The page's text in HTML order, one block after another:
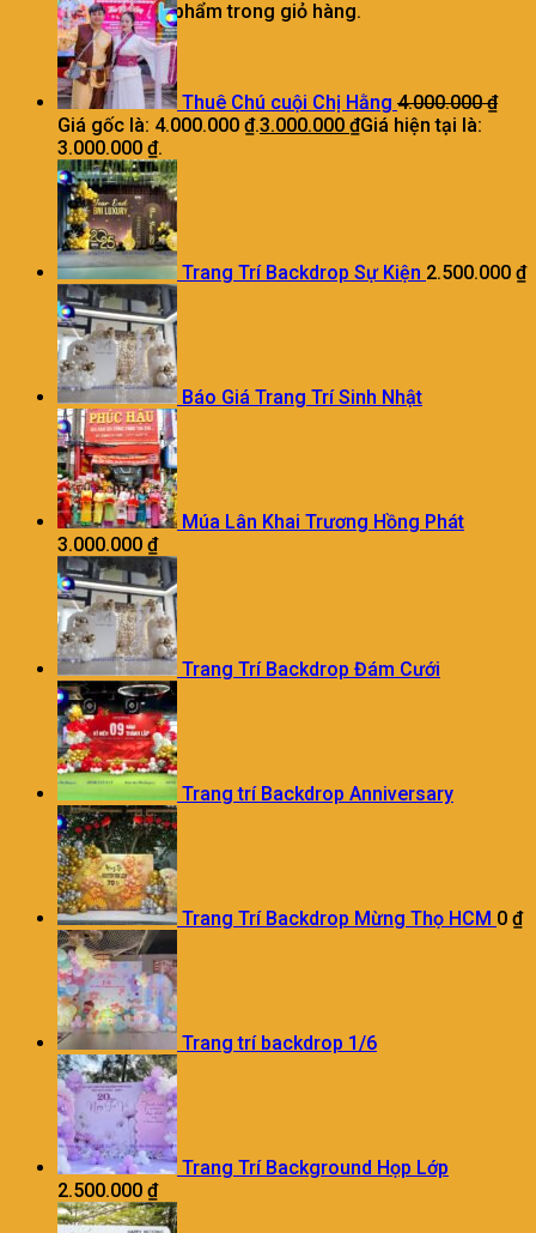
Chưa có sản phẩm trong giỏ hàng.
Thuê Chú cuội Chị Hằng 4.000.000₫
Giá gốc là: 4.000.000 ₫.3.000.000 ₫Giá hiện tại là:
3.000.000 ₫.
Trang Trí Backdrop Sự Kiện 2.500.000 ₫
Báo Giá Trang Trí Sinh Nhật
Múa Lân Khai Trương Hồng Phát
3.000.000 ₫
Trang Trí Backdrop Đám Cưới
Trang trí Backdrop Anniversary
Trang Trí Backdrop Mừng Thọ HCM 0 ₫
Trang trí backdrop 1/6
Trang Trí Background Họp Lớp
2.500.000 ₫